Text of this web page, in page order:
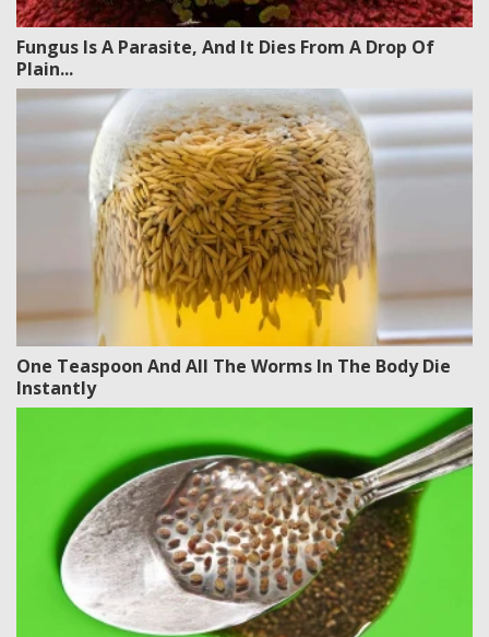
Fungus Is A Parasite, And It Dies From A Drop Of
Plain...
One Teaspoon And All The Worms In The Body Die
Instantly